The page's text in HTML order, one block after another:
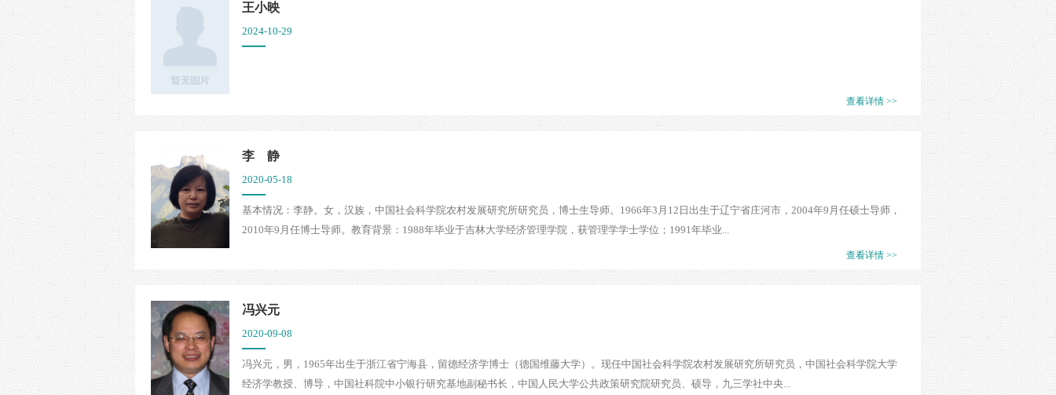
王小映
2024-10-29
查看详情 >>
李 静
2020-05-18
基本情况：李静。女，汉族，中国社会科学院农村发展研究所研究员，博士生导师。1966年3月12日出生于辽宁省庄河市，2004年9月任硕士导师，
2010年9月任博士导师。教育背景：1988年毕业于吉林大学经济管理学院，获管理学学士学位；1991年毕业...
查看详情 >>
冯兴元
2020-09-08
冯兴元，男，1965年出生于浙江省宁海县，留德经济学博士（德国维藤大学）。现任中国社会科学院农村发展研究所研究员，中国社会科学院大学
经济学教授、博导，中国社科院中小银行研究基地副秘书长，中国人民大学公共政策研究院研究员、硕导，九三学社中央...